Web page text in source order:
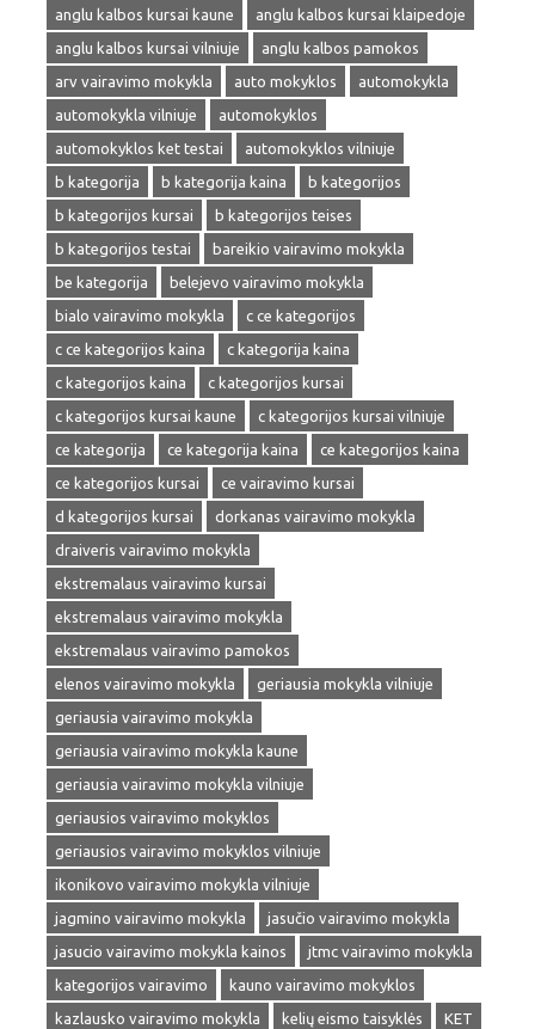
anglu kalbos kursai kaune
anglu kalbos kursai klaipedoje
anglu kalbos kursai vilniuje
anglu kalbos pamokos
arv vairavimo mokykla
auto mokyklos
automokykla
automokykla vilniuje
automokyklos
automokyklos ket testai
automokyklos vilniuje
b kategorija
b kategorija kaina
b kategorijos
b kategorijos kursai
b kategorijos teises
b kategorijos testai
bareikio vairavimo mokykla
be kategorija
belejevo vairavimo mokykla
bialo vairavimo mokykla
c ce kategorijos
c ce kategorijos kaina
c kategorija kaina
c kategorijos kaina
c kategorijos kursai
c kategorijos kursai kaune
c kategorijos kursai vilniuje
ce kategorija
ce kategorija kaina
ce kategorijos kaina
ce kategorijos kursai
ce vairavimo kursai
d kategorijos kursai
dorkanas vairavimo mokykla
draiveris vairavimo mokykla
ekstremalaus vairavimo kursai
ekstremalaus vairavimo mokykla
ekstremalaus vairavimo pamokos
elenos vairavimo mokykla
geriausia mokykla vilniuje
geriausia vairavimo mokykla
geriausia vairavimo mokykla kaune
geriausia vairavimo mokykla vilniuje
geriausios vairavimo mokyklos
geriausios vairavimo mokyklos vilniuje
ikonikovo vairavimo mokykla vilniuje
jagmino vairavimo mokykla
jasučio vairavimo mokykla
jasucio vairavimo mokykla kainos
jtmc vairavimo mokykla
kategorijos vairavimo
kauno vairavimo mokyklos
kazlausko vairavimo mokykla
kelių eismo taisyklės
KET